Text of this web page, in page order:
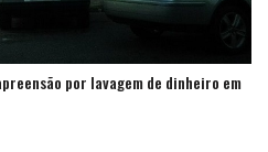
por lavagem de dinheiro em